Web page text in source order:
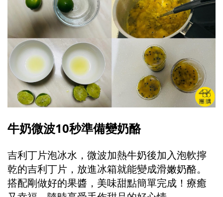
牛奶微波10秒準備變奶酪
吉利丁片泡冰水，微波加熱牛奶後加入泡軟擰
乾的吉利丁片，放進冰箱就能變成滑嫩奶酪。
搭配剛做好的果醬，美味甜點簡單完成！療癒